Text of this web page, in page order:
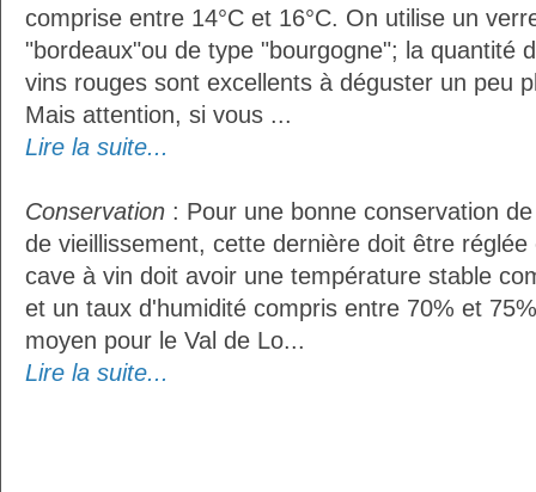
comprise entre 14°C et 16°C. On utilise un
"bordeaux"ou de type "bourgogne"; la quantité
vins rouges sont excellents à déguster un peu
Mais attention, si vous ...
Lire la suite...
Conservation : Pour une bonne conservation
de vieillissement, cette dernière doit être réglée
cave à vin doit avoir une température stable
et un taux d'humidité compris entre 70% et
moyen pour le Val de Lo...
Lire la suite...